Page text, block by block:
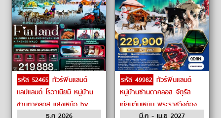
รหัส 52465 ทัวร์ฟินแลนด์
แลปแลนด์ โรวาเนียมิ หมู่บ้าน
ซานตาคลอส แสงเหนือ by
รหัส 49982 ทัวร์ฟินแลนด์
หมู่บ้านซานตาคลอส จัตุรัส
เทียนอันเหมิน พระราชวังต้อง